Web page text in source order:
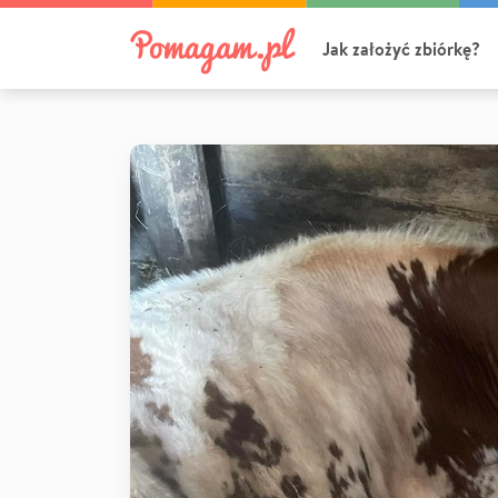
Jak założyć zbiórkę?